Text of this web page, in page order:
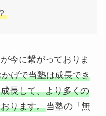
今に繋がっておりま
げで当塾は成長でき
長して、より多くの
ります。当塾の「無